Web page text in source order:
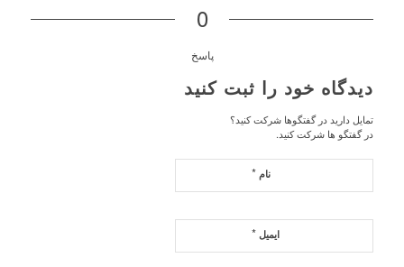
0
پاسخ
دیدگاه خود را ثبت کنید
تمایل دارید در گفتگوها شرکت کنید؟
در گفتگو ها شرکت کنید.
نام*
ایمیل*